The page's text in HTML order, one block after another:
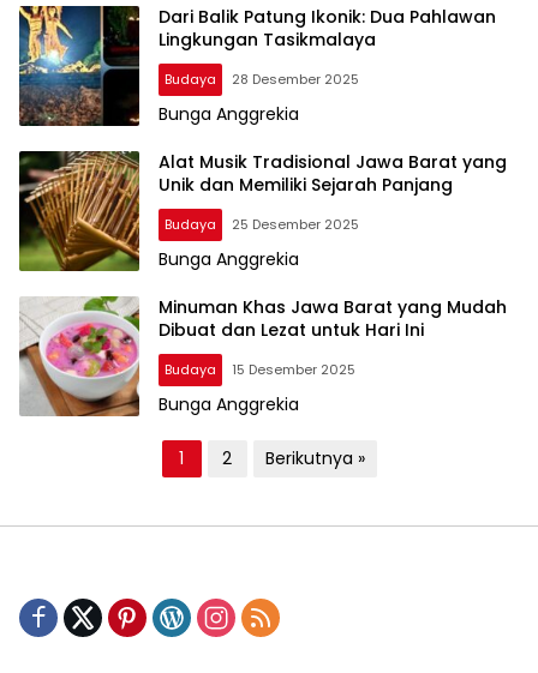
Dari Balik Patung Ikonik: Dua Pahlawan
Lingkungan Tasikmalaya
Budaya 28 Desember 2025
Bunga Anggrekia
Alat Musik Tradisional Jawa Barat yang
Unik dan Memiliki Sejarah Panjang
Budaya 25 Desember 2025
Bunga Anggrekia
Minuman Khas Jawa Barat yang Mudah
Dibuat dan Lezat untuk Hari Ini
Budaya 15 Desember 2025
Bunga Anggrekia
g
n
a
1 2 Berikutnya »